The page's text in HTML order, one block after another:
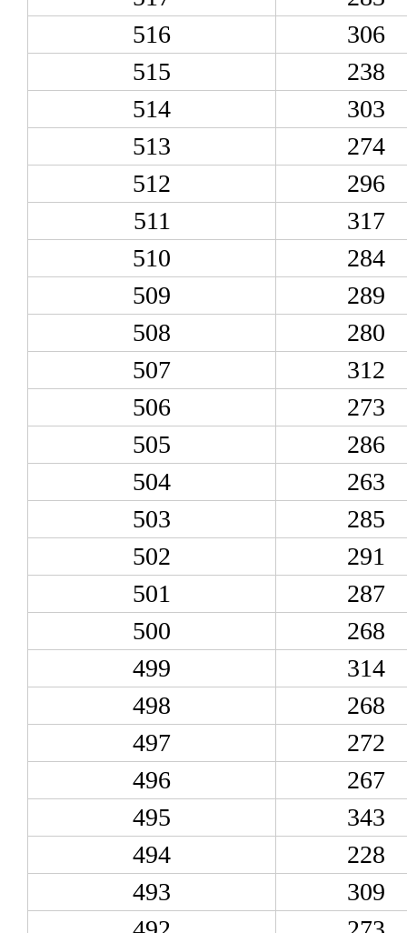
516
306
515
238
514
303
513
274
512
296
511
317
510
284
509
289
508
280
507
312
506
273
505
286
504
263
503
285
502
291
501
287
500
268
499
314
498
268
497
272
496
267
495
343
494
228
493
309